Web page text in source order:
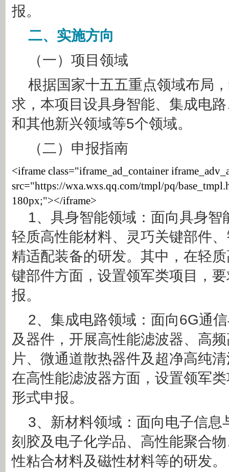
报。
二、实施方向
（一）项目领域
根据国家十五五重点领域布局
求，本项目设具身智能、集成电
和其他新兴领域等5个领域。
（二）申报指南
<iframe class="iframe_ad_container
src="https://wxa.wxs.qq.com/tmpl/pq/
180px;"></iframe>
1、具身智能领域：面向具身智
轻质高性能材料、灵巧关键部件
精适配装备的研发。其中，在轻
键部件方面，设置领军类项目，
报。
2、集成电路领域：面向6G通
及器件，开展高性能滤波器、高
片、微通道散热器件及超净高纯
在高性能滤波器方面，设置领军
形式申报。
3、新材料领域：面向电子信息
刻胶及电子化学品、高性能聚合
性粘合材料及磁性材料等的研发。